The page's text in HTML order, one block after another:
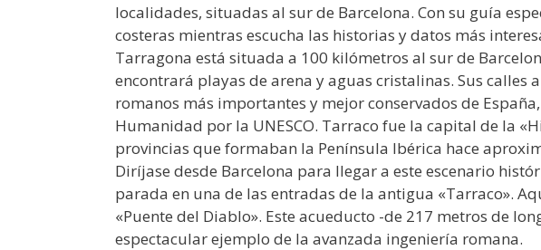
localidades, situadas al sur de Barcelona. Con su guía
costeras mientras escucha las historias y datos más
Tarragona está situada a 100 kilómetros al sur de
encontrará playas de arena y aguas cristalinas. Sus calles
romanos más importantes y mejor conservados de
Humanidad por la UNESCO. Tarraco fue la capital de la
provincias que formaban la Península Ibérica hace
Diríjase desde Barcelona para llegar a este escenario
parada en una de las entradas de la antigua «Tarraco».
«Puente del Diablo». Este acueducto -de 217 metros de
espectacular ejemplo de la avanzada ingeniería romana.